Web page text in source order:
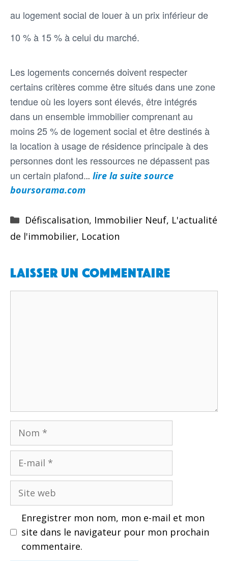
au logement social de louer à un prix inférieur de
10 % à 15 % à celui du marché.
Les logements concernés doivent respecter
certains critères comme être situés dans une zone
tendue où les loyers sont élevés, être intégrés
dans un ensemble immobilier comprenant au
moins 25 % de logement social et être destinés à
la location à usage de résidence principale à des
personnes dont les ressources ne dépassent pas
un certain plafond... lire la suite source
boursorama.com
Catégories
Défiscalisation, Immobilier Neuf, L'actualité
de l'immobilier, Location
Laisser un commentaire
Nom
Site
Enregistrer mon nom, mon e-mail et mon
site dans le navigateur pour mon prochain
commentaire.